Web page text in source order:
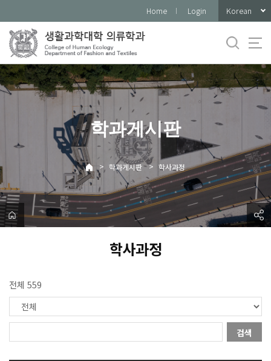
로
메
뉴
Home Login Korean
학과게시판
> 학과게시판 > 학사과정
학사과정
전체 559
검색